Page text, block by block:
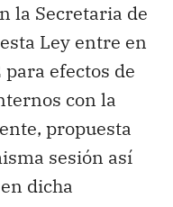
la Secretaria de
Ley entre en
efectos de
con la
propuesta
sesión así
dicha